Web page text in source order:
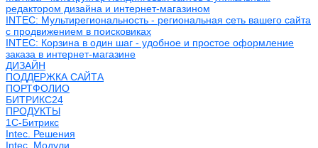
редактором дизайна и интернет-магазином
INTEC: Мультирегиональность - региональная сеть вашего сайта
с продвижением в поисковиках
INTEC: Корзина в один шаг - удобное и простое оформление
заказа в интернет-магазине
ДИЗАЙН
ПОДДЕРЖКА САЙТА
ПОРТФОЛИО
БИТРИКС24
ПРОДУКТЫ
1С-Битрикс
Intec. Решения
Intec. Модули